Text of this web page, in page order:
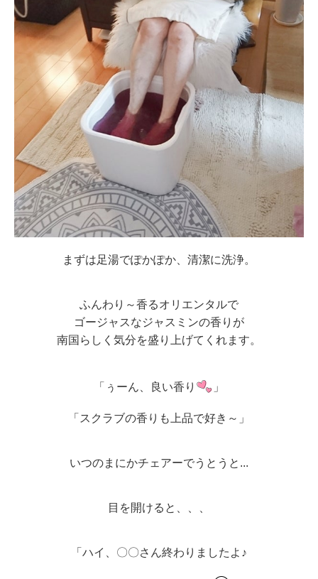
まずは足湯でぽかぽか、清潔に洗浄。
ふんわり～香るオリエンタルで
ゴージャスなジャスミンの香りが
南国らしく気分を盛り上げてくれます。
「ぅーん、良い香り 」
「スクラブの香りも上品で好き～」
いつのまにかチェアーでうとうと...
目を開けると、、、
「ハイ、〇〇さん終わりましたよ♪